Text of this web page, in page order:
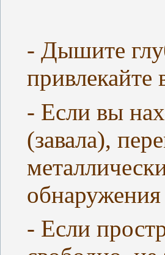
- Дышите
- Если вы
(завала),
- Если